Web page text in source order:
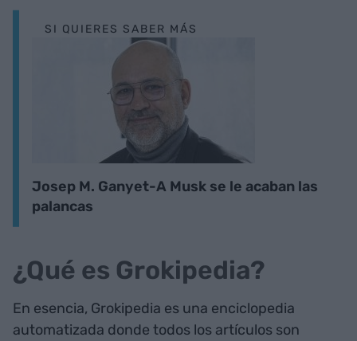
SI QUIERES SABER MÁS
Josep M. Ganyet-A Musk se le acaban las
palancas
¿Qué es Grokipedia?
En esencia, Grokipedia es una enciclopedia
automatizada donde todos los artículos son